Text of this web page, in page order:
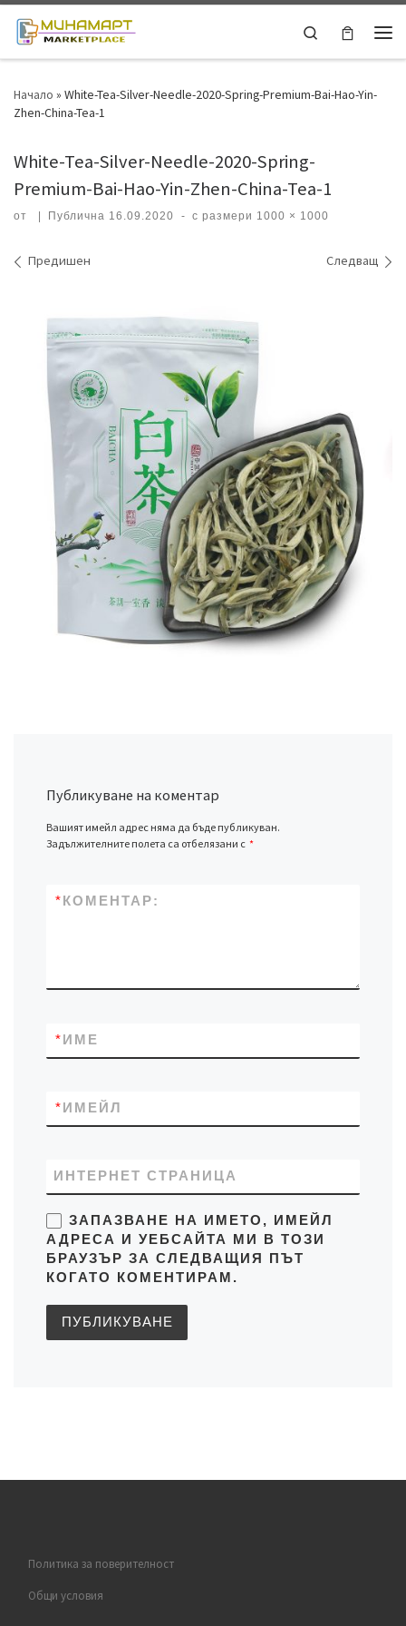
Skip to content
Search
Начало » White-Tea-Silver-Needle-2020-Spring-Premium-Bai-Hao-Yin-
Zhen-China-Tea-1
White-Tea-Silver-Needle-2020-Spring-
Premium-Bai-Hao-Yin-Zhen-China-Tea-1
от Публична 16.09.2020 - с размери 1000 × 1000
Навигация на изображения
Предишен Следващ
Публикуване на коментар
Вашият имейл адрес няма да бъде публикуван.
Задължителните полета са отбелязани с *
КОМЕНТАР:
*
ИМЕ
*
ИМЕЙЛ
*
ИНТЕРНЕТ СТРАНИЦА
ЗАПАЗВАНЕ НА ИМЕТО, ИМЕЙЛ
АДРЕСА И УЕБСАЙТА МИ В ТОЗИ
БРАУЗЪР ЗА СЛЕДВАЩИЯ ПЪТ
КОГАТО КОМЕНТИРАМ.
Политика за поверителност
Общи условия